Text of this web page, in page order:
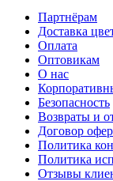
Партнёрам
Доставка
Оплата
Оптовикам
О нас
Безопасность
Возвраты и
Договор
Политика
Политика
Отзывы